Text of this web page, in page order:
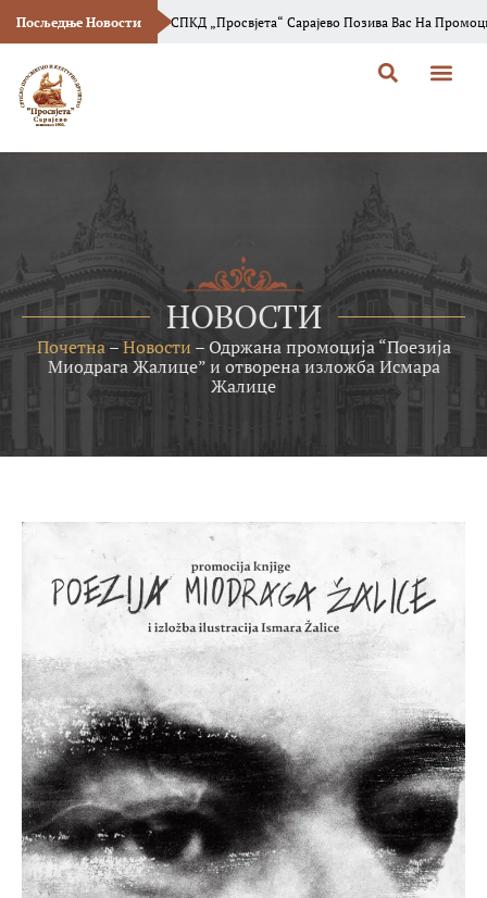
Посљедње Новости
СПКД „Просвјета“ Сарајево Позива Вас На Промоцију Новог Броја
НОВОСТИ
Почетна–Новости –Одржана промоција “Поезија
Миодрага Жалице” и отворена изложба Исмара
Жалице